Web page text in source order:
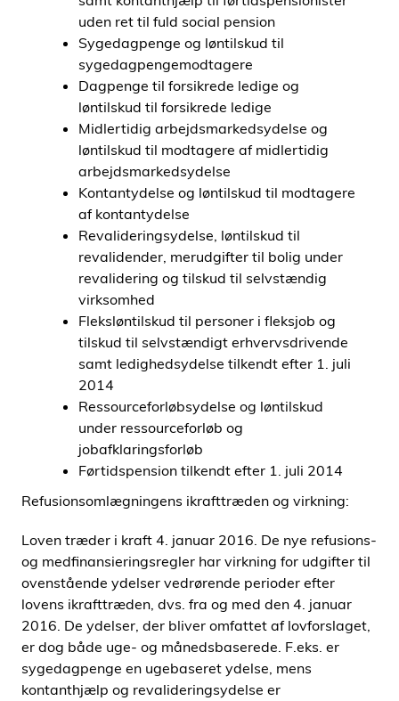
uden ret til fuld social pension
Sygedagpenge og løntilskud til
sygedagpengemodtagere
Dagpenge til forsikrede ledige og
løntilskud til forsikrede ledige
Midlertidig arbejdsmarkedsydelse og
løntilskud til modtagere af midlertidig
arbejdsmarkedsydelse
Kontantydelse og løntilskud til modtagere
af kontantydelse
Revalideringsydelse, løntilskud til
revalidender, merudgifter til bolig under
revalidering og tilskud til selvstændig
virksomhed
Fleksløntilskud til personer i fleksjob og
tilskud til selvstændigt erhvervsdrivende
samt ledighedsydelse tilkendt efter 1. juli
2014
Ressourceforløbsydelse og løntilskud
under ressourceforløb og
jobafklaringsforløb
Førtidspension tilkendt efter 1. juli 2014
Refusionsomlægningens ikrafttræden og virkning:
Loven træder i kraft 4. januar 2016. De nye refusions-
og medfinansieringsregler har virkning for udgifter til
ovenstående ydelser vedrørende perioder efter
lovens ikrafttræden, dvs. fra og med den 4. januar
2016. De ydelser, der bliver omfattet af lovforslaget,
er dog både uge- og månedsbaserede. F.eks. er
sygedagpenge en ugebaseret ydelse, mens
kontanthjælp og revalideringsydelse er